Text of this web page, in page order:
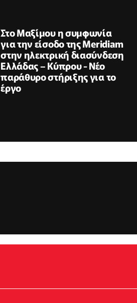
Στο Μαξίμου η συμφωνία
για την είσοδο της Meridiam
στην ηλεκτρική διασύνδεση
Ελλάδας – Κύπρου - Νέο
παράθυρο στήριξης για το
έργο